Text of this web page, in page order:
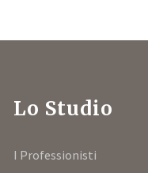
Lo Studio
I Professionisti